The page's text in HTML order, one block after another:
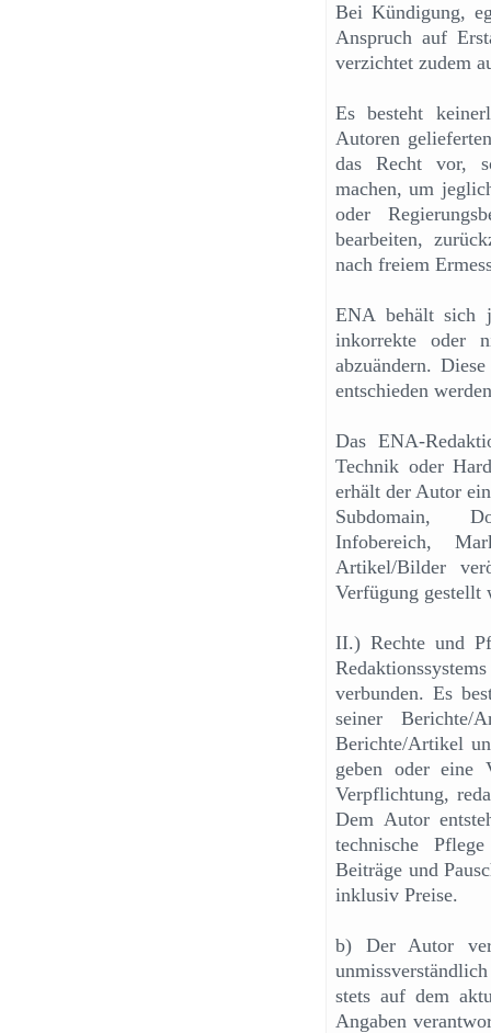
Bei Kündigung,
Anspruch auf
verzichtet zudem
Es besteht
Autoren
das Recht vor,
machen, um
oder
bearbeiten,
nach freiem
ENA behält sich
inkorrekte oder
abzuändern.
entschieden
Das ENA-
Technik oder
erhält der Autor
Subdomain,
Infobereich,
Artikel/Bilder
Verfügung gestellt
II.) Rechte und
verbunden. Es
seiner
Berichte/Artikel
geben oder eine
Verpflichtung,
Dem Autor
technische
Beiträge und
inklusiv Preise.
b) Der Autor
stets auf dem
Angaben